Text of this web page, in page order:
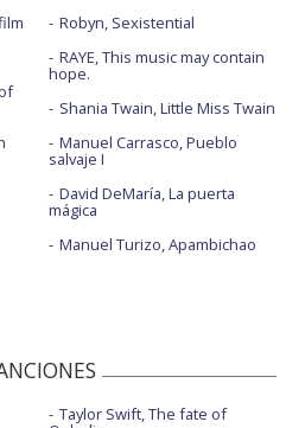
Robyn, Sexistential
RAYE, This music may contain
hope.
Shania Twain, Little Miss Twain
Manuel Carrasco, Pueblo
salvaje I
David DeMaría, La puerta
mágica
Manuel Turizo, Apambichao
Taylor Swift, The fate of